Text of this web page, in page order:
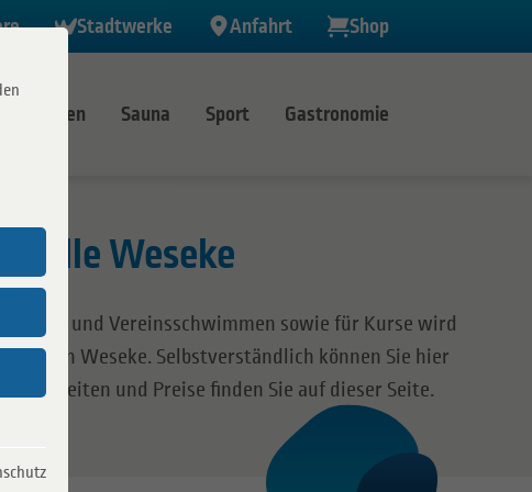
Stadtwerke Anfahrt Shop
Schwimmen
Weseke
Ramsdorf
Velen
Sauna Sport Gastronomie
Weseke
Schul- und Vereinsschwimmen sowie für Kurse wird
in Weseke. Selbstverständlich können Sie hier
Die Zeiten und Preise finden Sie auf dieser Seite.